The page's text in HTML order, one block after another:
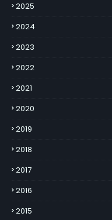
2025
2024
2023
2022
2021
2020
2019
2018
2017
2016
2015